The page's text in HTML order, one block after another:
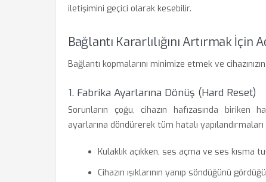
iletişimini geçici olarak kesebilir.
Bağlantı Kararlılığını Artırmak İçin
Bağlantı kopmalarını minimize etmek ve
1. Fabrika Ayarlarına Dönüş (Hard Reset)
Sorunların çoğu, cihazın hafızasında biriken
ayarlarına döndürerek tüm hatalı
Kulaklık açıkken, ses açma ve ses kısma
Cihazın ışıklarının yanıp söndüğünü